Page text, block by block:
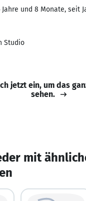
Jahre und 8 Monate, seit
Studio
jetzt ein, um das
sehen.
mit